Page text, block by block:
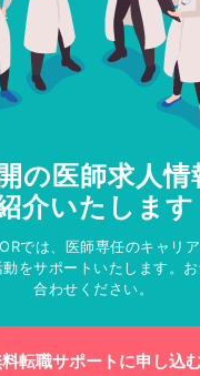
の医師求人情
介いたします
では、医師専任のキャリ
をサポートいたします。
合わせください。
転職サポートに申し込